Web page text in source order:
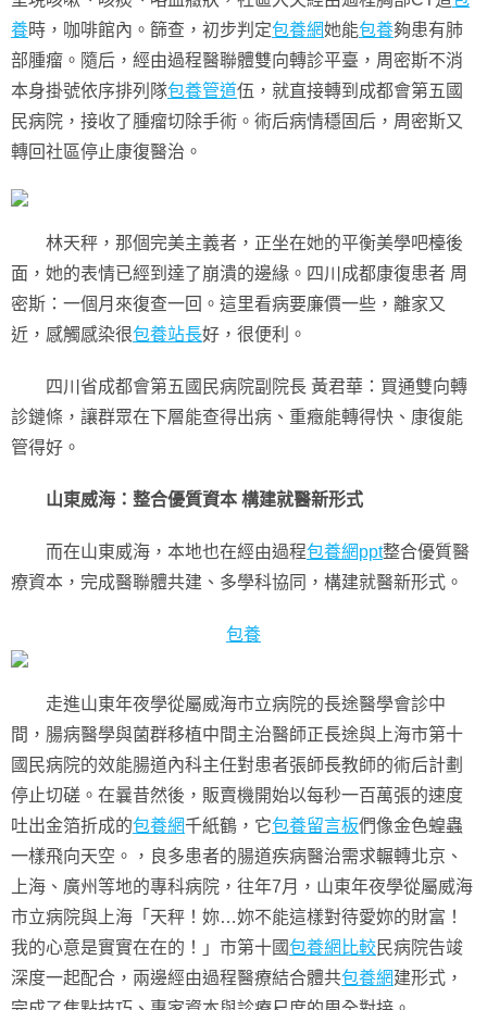
養時，咖啡館內。篩查，初步判定包養網她能包養夠患有肺
部腫瘤。隨后，經由過程醫聯體雙向轉診平臺，周密斯不消
本身掛號依序排列隊包養管道伍，就直接轉到成都會第五國
民病院，接收了腫瘤切除手術。術后病情穩固后，周密斯又
轉回社區停止康復醫治。
林天秤，那個完美主義者，正坐在她的平衡美學吧檯後
面，她的表情已經到達了崩潰的邊緣。四川成都康復患者 周
密斯：一個月來復查一回。這里看病要廉價一些，離家又
近，感觸感染很包養站長好，很便利。
四川省成都會第五國民病院副院長 黃君華：買通雙向轉
診鏈條，讓群眾在下層能查得出病、重癥能轉得快、康復能
管得好。
山東威海：整合優質資本 構建就醫新形式
而在山東威海，本地也在經由過程包養網ppt整合優質醫
療資本，完成醫聯體共建、多學科協同，構建就醫新形式。
包養
走進山東年夜學從屬威海市立病院的長途醫學會診中
間，腸病醫學與菌群移植中間主治醫師正長途與上海市第十
國民病院的效能腸道內科主任對患者張師長教師的術后計劃
停止切磋。在曩昔然後，販賣機開始以每秒一百萬張的速度
吐出金箔折成的包養網千紙鶴，它包養留言板們像金色蝗蟲
一樣飛向天空。，良多患者的腸道疾病醫治需求輾轉北京、
上海、廣州等地的專科病院，往年7月，山東年夜學從屬威海
市立病院與上海「天秤！妳…妳不能這樣對待愛妳的財富！
我的心意是實實在在的！」市第十國包養網比較民病院告竣
深度一起配合，兩邊經由過程醫療結合體共包養網建形式，